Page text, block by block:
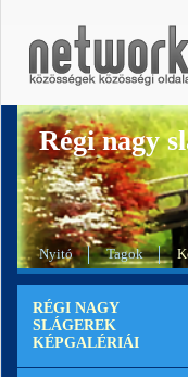
Régi nagy
Nyitó Tagok
RÉGI NAGY
SLÁGEREK
KÉPGALÉRIÁI